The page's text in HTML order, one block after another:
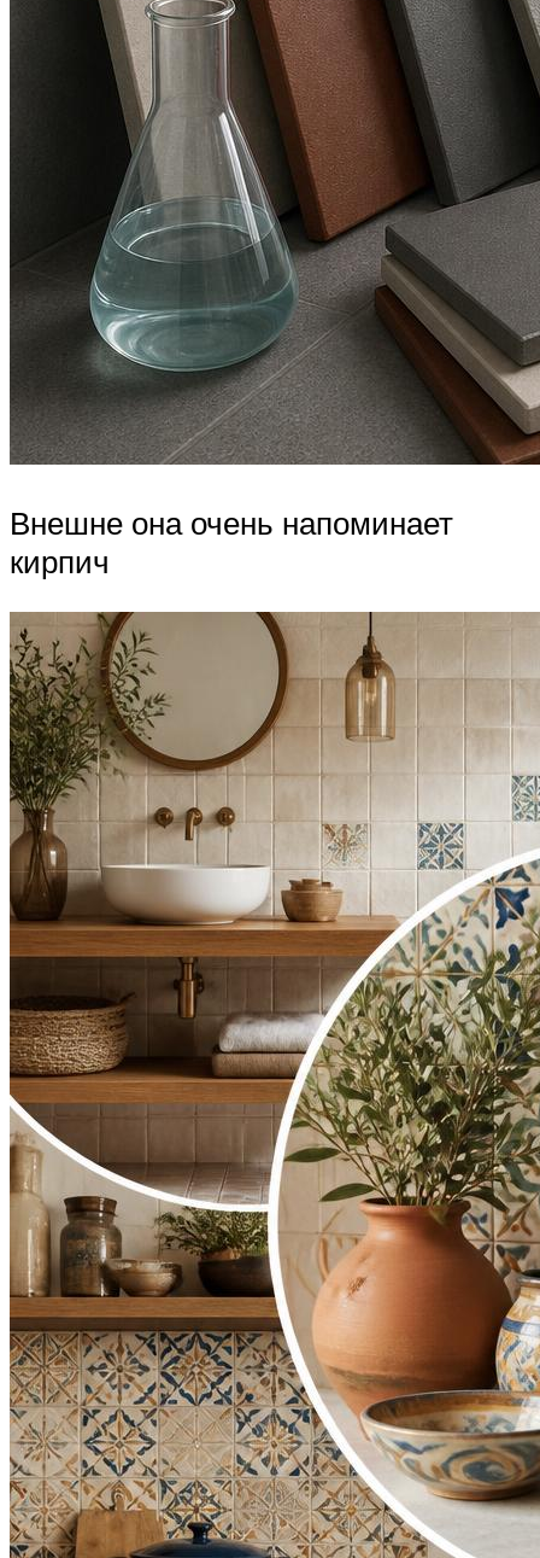
Внешне она очень напоминает
кирпич